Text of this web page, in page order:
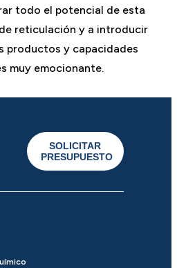
todo el potencial de esta
reticulación y a introducir
productos y capacidades
muy emocionante.
SOLICITAR
PRESUPUESTO